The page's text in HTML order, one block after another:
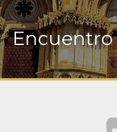
Encuentro